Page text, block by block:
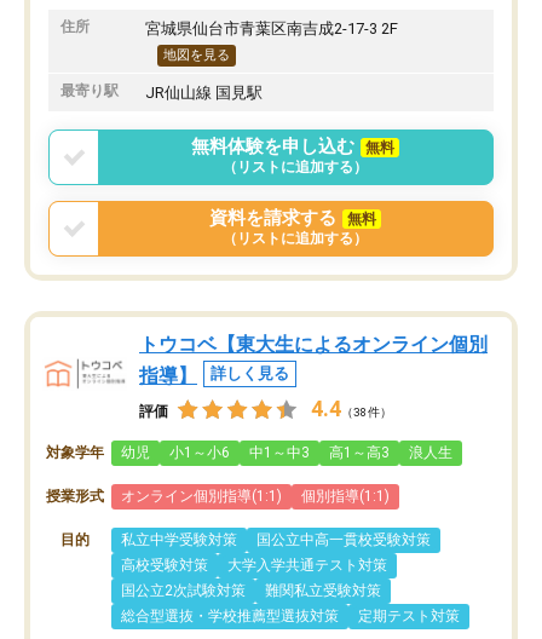
住所 宮城県仙台市青葉区南吉成2-17-3 2F
地図を見る
最寄り駅 JR仙山線 国見駅
無料体験を申し込む
無料
（リストに追加する）
資料を請求する
無料
（リストに追加する）
トウコベ【東大生によるオンライン個別
指導】
詳しく見る
評価 4.4 （38件）
対象学年 幼児 小1～小6 中1～中3 高1～高3 浪人生
授業形式 オンライン個別指導(1:1) 個別指導(1:1)
目的 私立中学受験対策
国公立中高一貫校受験対策
高校受験対策
大学入学共通テスト対策
国公立2次試験対策
難関私立受験対策
総合型選抜・学校推薦型選抜対策
定期テスト対策